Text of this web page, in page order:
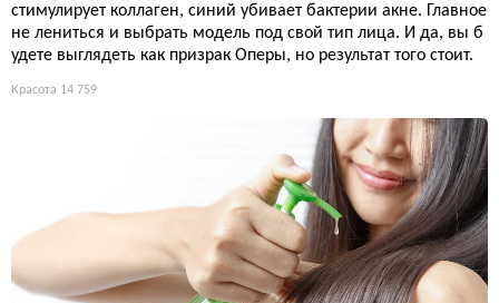
стимулирует коллаген, синий убивает бактерии акне. Главное
не лениться и выбрать модель под свой тип лица. И да, вы б
удете выглядеть как призрак Оперы, но результат того стоит.
Красота 14 759